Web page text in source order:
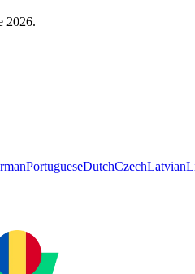
2026.
PortugueseDutchCzechLatvian